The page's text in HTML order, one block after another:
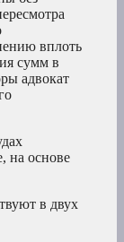
вплоть
сумм в
адвокат
на основе
в двух